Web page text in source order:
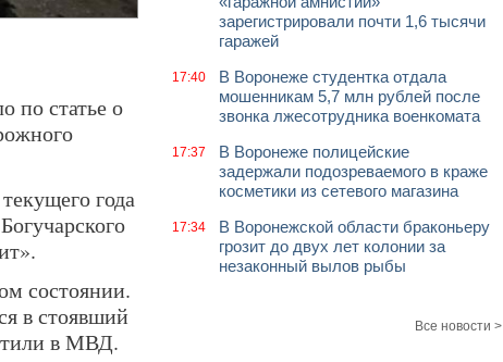
по статье о
года
состоянии.
в стоявший
в МВД.
зарегистрировали почти 1,6 тысячи
гаражей
17:40
В Воронеже студентка отдала
мошенникам 5,7 млн рублей после
звонка лжесотрудника военкомата
17:37
В Воронеже полицейские
задержали подозреваемого в краже
косметики из сетевого магазина
17:34
В Воронежской области браконьеру
грозит до двух лет колонии за
незаконный вылов рыбы
Все новости >